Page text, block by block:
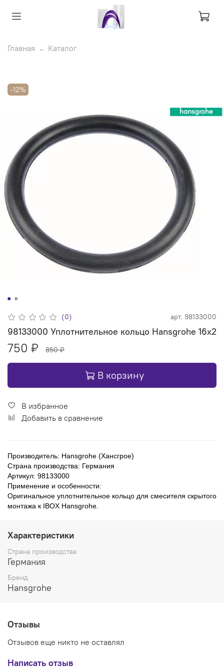
Главная Каталог
-12%
(0) арт. 98133000
98133000 Уплотнительное кольцо Hansgrohe 16х2
750 ₽ 850 ₽
В корзину
В избранное
Добавить в сравнение
Производитель: Hansgrohe (Хансгрое)
Страна производства: Германия
Артикул: 98133000
Применение и особенности:
Оригинальное уплотнительное кольцо для смесителя скрытого
монтажа к IBOX Hansgrohe.
Характеристики
Страна производства
Германия
Бренд
Hansgrohe
Отзывы
Отзывов еще никто не оставлял
Написать отзыв